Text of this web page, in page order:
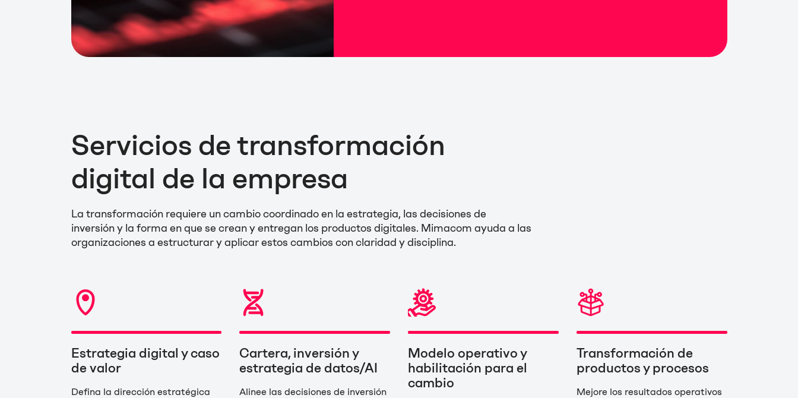
Servicios de transformación
digital de la empresa
La transformación requiere un cambio coordinado en la estrategia, las decisiones de
inversión y la forma en que se crean y entregan los productos digitales. Mimacom ayuda a las
organizaciones a estructurar y aplicar estos cambios con claridad y disciplina.
Estrategia digital y caso
de valor
Defina la dirección estratégica
Cartera, inversión y
estrategia de datos/AI
Alinee las decisiones de inversión
Modelo operativo y
habilitación para el
cambio
Transformación de
productos y procesos
Mejore los resultados operativos